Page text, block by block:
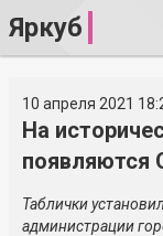
Яркуб
10 апреля 2021
На
появляются
Таблички
администрации